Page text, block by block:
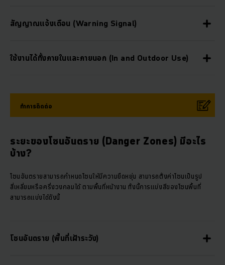
สัญญาณแจ้งเตือน (Warning Signal)
ใช้งานได้ทั้งภายในและภายนอก (In and Outdoor Use)
ทำการติดต่อ
ระยะของโซนอันตราย (Danger Zones) มีอะไร
บ้าง?
โซนอันตรายสามารถกำหนดโซนให้มีความยืดหยุ่น สามารถตั้งค่าโซนเป็นรูป
สี่เหลี่ยมหรือครึ่งวงกลมได้ ตามพื้นที่หน้างาน ทั้งนี้การแบ่งสีของโซนพื้นที่
สามารถแบ่งได้ดังนี้
โซนอันตราย (พื้นที่เฝ้าระวัง)